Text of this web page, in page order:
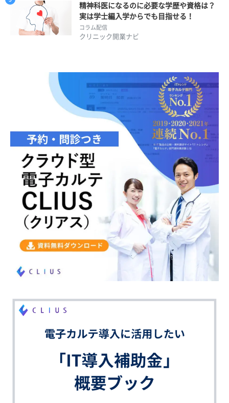
精神科医になるのに必要な学歴や資格は？
実は学士編入学からでも目指せる！
コラム配信
クリニック開業ナビ